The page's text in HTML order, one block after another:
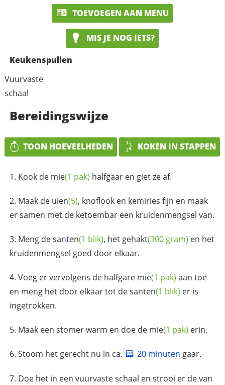
TOEVOEGEN AAN MENU
MIS JE NOG IETS?
Keukenspullen
Vuurvaste
schaal
Bereidingswijze
TOON HOEVEELHEDEN KOKEN IN STAPPEN
Kook de mie(1 pak) halfgaar en giet ze af.
Maak de uien(5), knoflook en kemiries fijn en maak
er samen met de ketoembar een kruidenmengsel van.
Meng desanten(1 blik), het gehakt(300 gram) en het
kruidenmengsel goed door elkaar.
Voeg er vervolgens de halfgare mie(1 pak) aan toe
en meng het door elkaar tot desanten(1 blik) er is
ingetrokken.
Maak een stomer warm en doe de mie(1 pak) erin.
Stoom het gerecht nu in ca. 20 minuten gaar.
Doe het in een vuurvaste schaal en strooi er de van